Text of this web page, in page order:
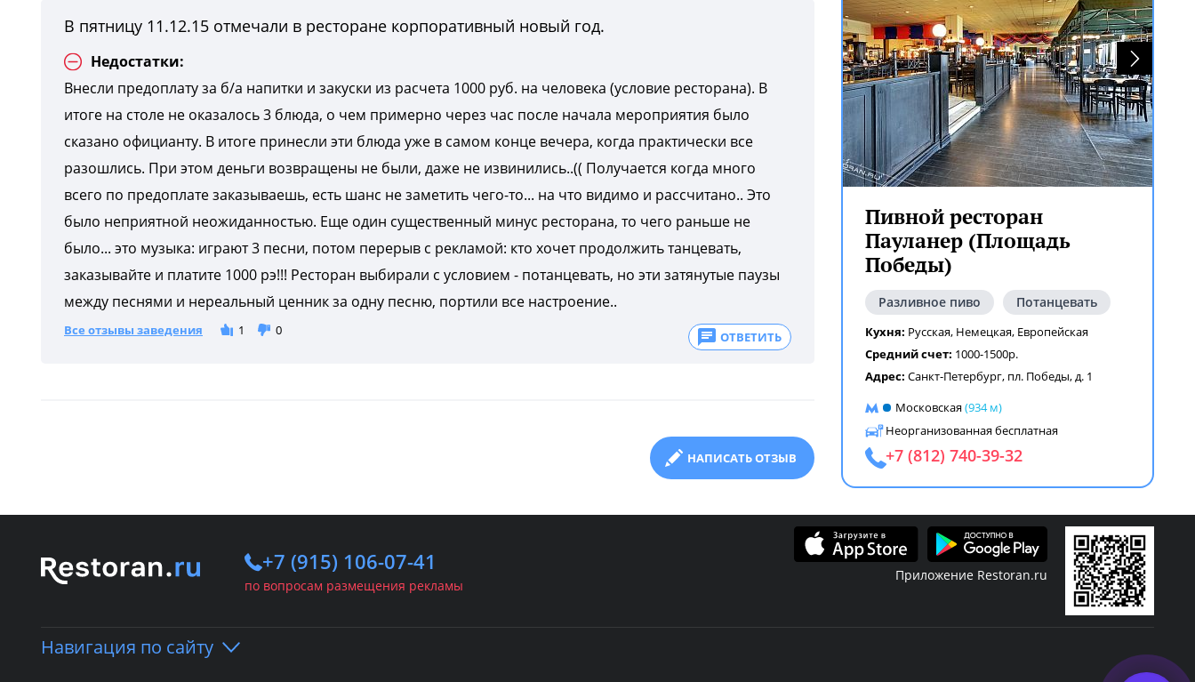
В пятницу 11.12.15 отмечали в ресторане корпоративный новый год.
Недостатки:
Внесли предоплату за б/а напитки и закуски из расчета 1000 руб. на человека (условие ресторана). В
итоге на столе не оказалось 3 блюда, о чем примерно через час после начала мероприятия было
сказано официанту. В итоге принесли эти блюда уже в самом конце вечера, когда практически все
разошлись. При этом деньги возвращены не были, даже не извинились..(( Получается когда много
всего по предоплате заказываешь, есть шанс не заметить чего-то... на что видимо и рассчитано.. Это
было неприятной неожиданностью. Еще один существенный минус ресторана, то чего раньше не
было... это музыка: играют 3 песни, потом перерыв с рекламой: кто хочет продолжить танцевать,
заказывайте и платите 1000 рэ!!! Ресторан выбирали с условием - потанцевать, но эти затянутые паузы
между песнями и нереальный ценник за одну песню, портили все настроение..
Все отзывы заведения 1 0 ОТВЕТИТЬ
НАПИСАТЬ ОТЗЫВ
Пивной ресторан
Пауланер (Площадь
Победы)
Разливное пиво Потанцевать
Кухня: Русская, Немецкая, Европейская
Средний счет: 1000-1500р.
Адрес: Санкт-Петербург, пл. Победы, д. 1
Московская(934 м)
Неорганизованная бесплатная
+7 (812) 740-39-32
+7 (915) 106-07-41
по вопросам размещения рекламы
Приложение Restoran.ru
Навигация по сайту